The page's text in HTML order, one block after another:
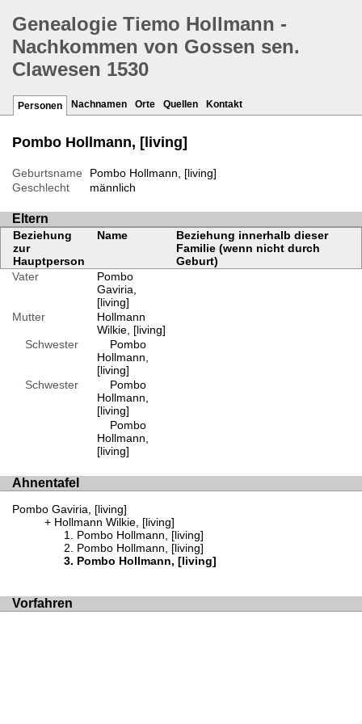
Genealogie Tiemo Hollmann -
Nachkommen von Gossen sen.
Clawesen 1530
Personen Nachnamen Orte Quellen Kontakt
Pombo Hollmann, [living]
Geburtsname
Pombo Hollmann, [living]
Geschlecht
männlich
Eltern
Beziehung
zur
Hauptperson
Name
Beziehung innerhalb dieser
Familie (wenn nicht durch
Geburt)
Vater
Pombo
Gaviria,
[living]
Mutter
Hollmann
Wilkie, [living]
Schwester
Pombo
Hollmann,
[living]
Schwester
Pombo
Hollmann,
[living]
Pombo
Hollmann,
[living]
Ahnentafel
Pombo Gaviria, [living]
Hollmann Wilkie, [living]
Pombo Hollmann, [living]
Pombo Hollmann, [living]
Pombo Hollmann, [living]
Vorfahren